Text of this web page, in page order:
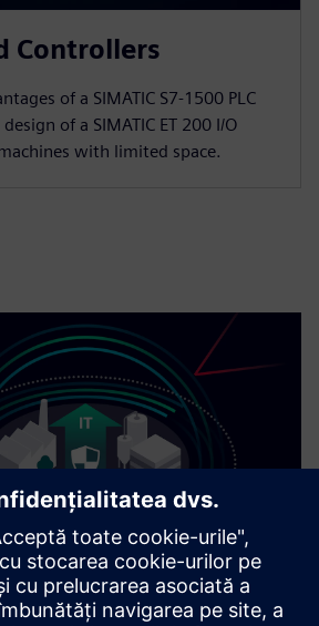
Controllers
of a SIMATIC S7-1500 PLC
of a SIMATIC ET 200 I/O
with limited space.
pentru industrie